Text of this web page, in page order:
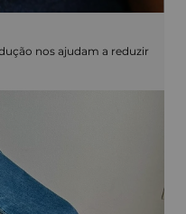
nos ajudam a reduzir